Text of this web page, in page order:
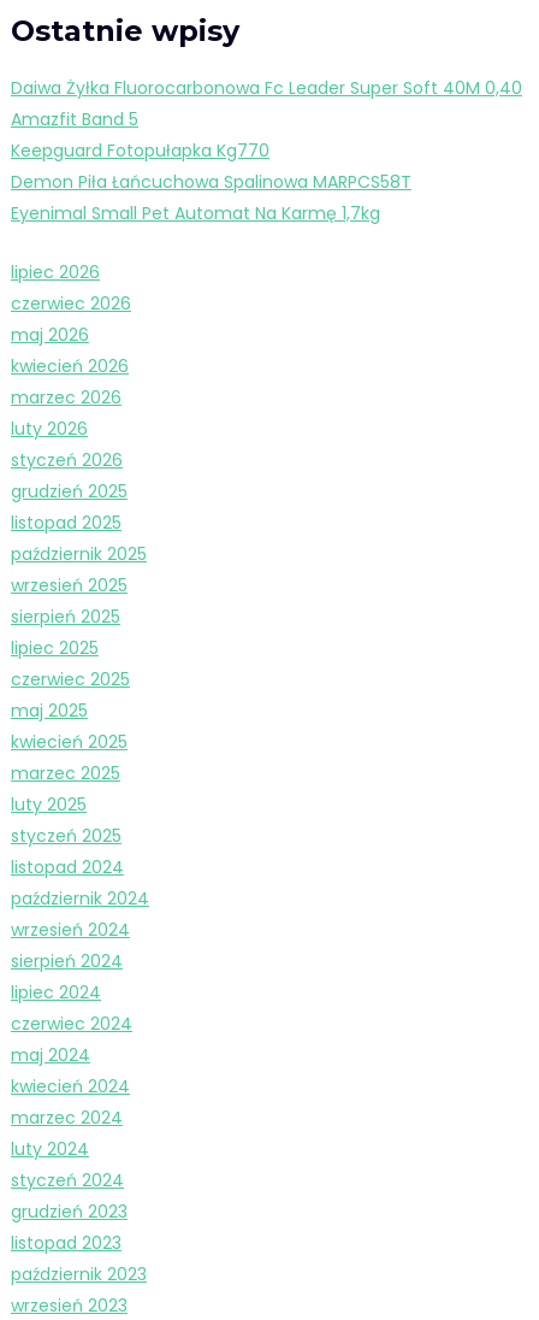
Ostatnie wpisy
Daiwa Żyłka Fluorocarbonowa Fc Leader Super Soft 40M 0,40
Amazfit Band 5
Keepguard Fotopułapka Kg770
Demon Piła Łańcuchowa Spalinowa MARPCS58T
Eyenimal Small Pet Automat Na Karmę 1,7kg
lipiec 2026
czerwiec 2026
maj 2026
kwiecień 2026
marzec 2026
luty 2026
styczeń 2026
grudzień 2025
listopad 2025
październik 2025
wrzesień 2025
sierpień 2025
lipiec 2025
czerwiec 2025
maj 2025
kwiecień 2025
marzec 2025
luty 2025
styczeń 2025
listopad 2024
październik 2024
wrzesień 2024
sierpień 2024
lipiec 2024
czerwiec 2024
maj 2024
kwiecień 2024
marzec 2024
luty 2024
styczeń 2024
grudzień 2023
listopad 2023
październik 2023
wrzesień 2023